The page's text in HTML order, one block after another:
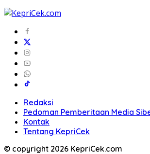
Redaksi
Pedoman Pemberitaan Media
Kontak
Tentang KepriCek
© copyright 2026 KepriCek.com